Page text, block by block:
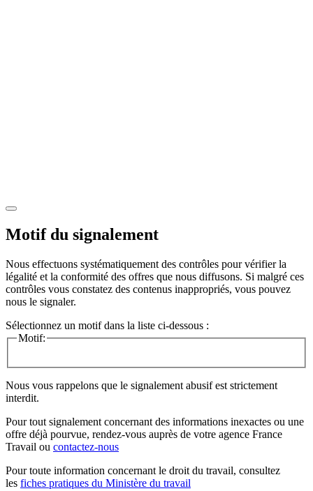
Motif du signalement
Nous effectuons systématiquement des contrôles pour vérifier la
légalité et la conformité des offres que nous diffusons. Si malgré ces
contrôles vous constatez des contenus inappropriés, vous pouvez
nous le signaler.
Sélectionnez un motif dans la liste ci-dessous :
Motif:
Nous vous rappelons que le signalement abusif est strictement
interdit.
Pour tout signalement concernant des informations inexactes ou une
offre déjà pourvue, rendez-vous auprès de votre agence France
Travail ou contactez-nous
Pour toute information concernant le droit du travail, consultez
les fiches pratiques du Ministère du travail